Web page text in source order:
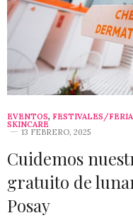
EVENTOS, FESTIVALES/
SKINCARE
13 FEBRERO, 2025
Cuidemos
gratuito de
Posay